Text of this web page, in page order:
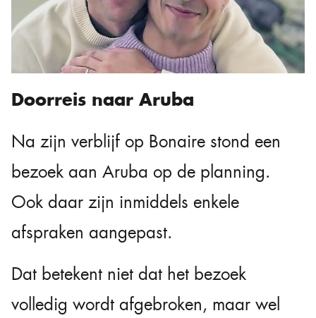
Doorreis naar Aruba
Na zijn verblijf op Bonaire stond een
bezoek aan Aruba op de planning.
Ook daar zijn inmiddels enkele
afspraken aangepast.
Dat betekent niet dat het bezoek
volledig wordt afgebroken, maar wel